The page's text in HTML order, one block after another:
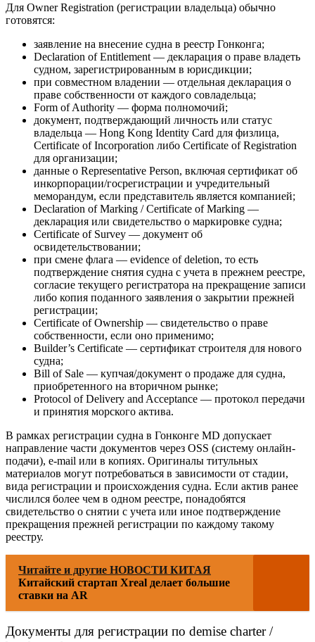
Для Owner Registration (регистрации владельца) обычно
готовятся:
заявление на внесение судна в реестр Гонконга;
Declaration of Entitlement — декларация о праве владеть
судном, зарегистрированным в юрисдикции;
при совместном владении — отдельная декларация о
праве собственности от каждого совладельца;
Form of Authority — форма полномочий;
документ, подтверждающий личность или статус
владельца — Hong Kong Identity Card для физлица,
Certificate of Incorporation либо Certificate of Registration
для организации;
данные о Representative Person, включая сертификат об
инкорпорации/госрегистрации и учредительный
меморандум, если представитель является компанией;
Declaration of Marking / Certificate of Marking —
декларация или свидетельство о маркировке судна;
Certificate of Survey — документ об
освидетельствовании;
при смене флага — evidence of deletion, то есть
подтверждение снятия судна с учета в прежнем реестре,
согласие текущего регистратора на прекращение записи
либо копия поданного заявления о закрытии прежней
регистрации;
Certificate of Ownership — свидетельство о праве
собственности, если оно применимо;
Builder’s Certificate — сертификат строителя для нового
судна;
Bill of Sale — купчая/документ о продаже для судна,
приобретенного на вторичном рынке;
Protocol of Delivery and Acceptance — протокол передачи
и принятия морского актива.
В рамках регистрации судна в Гонконге MD допускает
направление части документов через OSS (систему онлайн-
подачи), e-mail или в копиях. Оригиналы титульных
материалов могут потребоваться в зависимости от стадии,
вида регистрации и происхождения судна. Если актив ранее
числился более чем в одном реестре, понадобятся
свидетельство о снятии с учета или иное подтверждение
прекращения прежней регистрации по каждому такому
реестру.
Читайте и другие НОВОСТИ КИТАЯ
Китайский стартап Xreal делает большие
ставки на AR
Документы для регистрации по demise charter /